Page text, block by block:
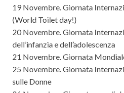
19 Novembre. Giornata
(World Toilet day!)
20 Novembre. Giornata
dell’infanzia e dell’adolescenza
21 Novembre. Giornata
25 Novembre. Giornata
sulle Donne